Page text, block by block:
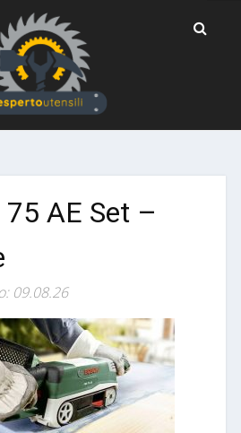
75 AE Set –
09.08.26